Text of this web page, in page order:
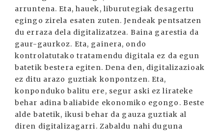
arruntena. Eta, hauek, liburutegiak desagertu
egingo zirela esaten zuten. Jendeak pentsatzen
du erraza dela digitalizatzea. Baina garestia da
gaur-gaurkoz. Eta, gainera, ondo
kontrolatutako tratamendu digitala ez da egun
batetik bestera egiten. Dena den, digitalizazioak
ez ditu arazo guztiak konpontzen. Eta,
konponduko balitu ere, segur aski ez lirateke
behar adina baliabide ekonomiko egongo. Beste
alde batetik, ikusi behar da gauza guztiak al
diren digitalizagarri. Zabaldu nahi duguna